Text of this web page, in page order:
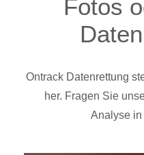
Fotos
Ontrack Datenrettung
her. Fragen Sie
Analyse in